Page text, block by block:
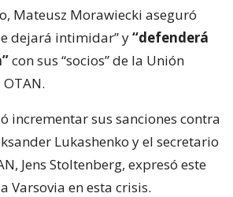
Mateusz Morawiecki aseguró
dejará intimidar” y“defenderá
con sus “socios” de la Unión
incrementar sus sanciones contra
Lukashenko y el secretario
Jens Stoltenberg, expresó este
Varsovia en esta crisis.